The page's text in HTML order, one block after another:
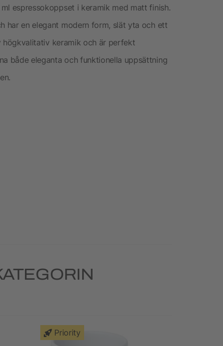
espressokoppset i keramik med matt finish.
har en elegant modern form, slät yta och ett
keramik och är perfekt
både eleganta och funktionella uppsättning
Priority